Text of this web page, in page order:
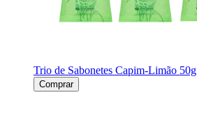
Trio de Sabonetes Capim-Limão 50g
Comprar